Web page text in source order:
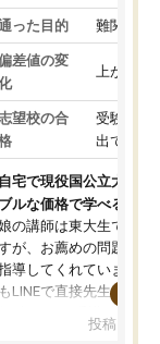
った目的 難関私立
差値の変
上がった
望校の合
受験して
出ていな
自宅で現役国公立大学生
ブルな価格で学べる
の講師は東大生では無
が、お薦めの問題集や
導してくれています。
もLINEで直接先生に質問
めれるので、個人に合
投稿日：